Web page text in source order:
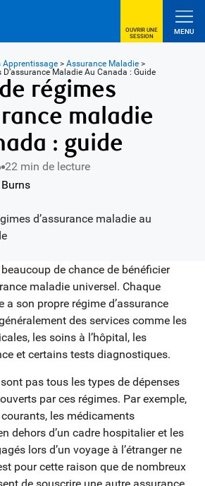
OUVRIR UNE
SESSION
MENU
Apprentissage> Assurance Maladie>
D’assurance Maladie Au Canada : Guide
régimes
maladie
: guide
22 min de lecture
de chance de bénéficier
maladie universel. Chaque
a son propre régime d’assurance
des services comme les
les soins à l’hôpital, les
et certains tests diagnostiques.
pas tous les types de dépenses
par ces régimes. Par exemple,
les médicaments
dehors d’un cadre hospitalier et les
lors d’un voyage à l’étranger ne
pour cette raison que de nombreux